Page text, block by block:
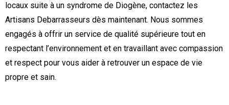
locaux suite à un syndrome de Diogène, contactez les
Artisans Debarrasseurs dès maintenant. Nous sommes
engagés à offrir un service de qualité supérieure tout en
respectant l’environnement et en travaillant avec compassion
et respect pour vous aider à retrouver un espace de vie
propre et sain.